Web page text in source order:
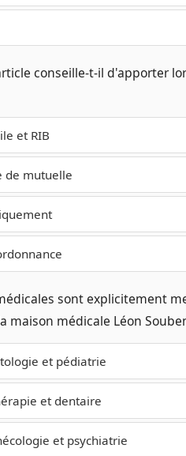
conseille-t-il d'apporter
et RIB
de mutuelle
sont explicitement
maison médicale Léon
et pédiatrie
et dentaire
et psychiatrie